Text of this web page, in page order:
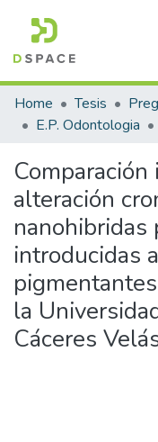
Communities &
All of DSpace
Home Tesis
E.P. Odontologia
alteración
introducidas
la
Cáceres